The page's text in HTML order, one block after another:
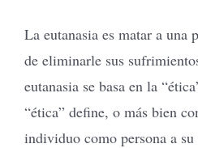
La eutanasia es matar a una
de eliminarle sus
eutanasia se basa en la
“ética” define, o más bien
individuo como persona a